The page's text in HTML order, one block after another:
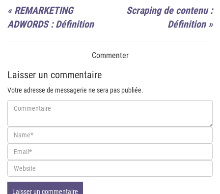
« REMARKETING
ADWORDS : Définition
Scraping de contenu :
Définition»
Commenter
Laisser un commentaire
Votre adresse de messagerie ne sera pas publiée.